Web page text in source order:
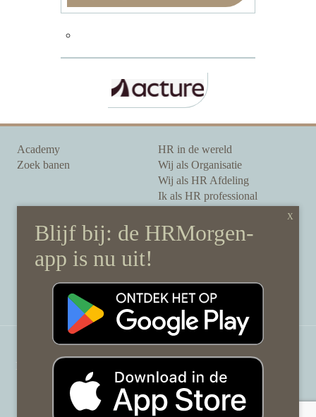
Academy
Zoek banen
HR in de wereld
Wij als Organisatie
Wij als HR Afdeling
Ik als HR professional
Onze auteurs
Onze partners
Sponsoring
Over HRMorgen
Disclaimer & gedragscode
HRMorgen.nl